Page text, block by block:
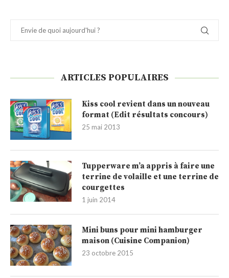
ARTICLES POPULAIRES
Kiss cool revient dans un nouveau
format (Edit résultats concours)
25 mai 2013
Tupperware m’a appris à faire une
terrine de volaille et une terrine de
courgettes
1 juin 2014
Mini buns pour mini hamburger
maison (Cuisine Companion)
23 octobre 2015